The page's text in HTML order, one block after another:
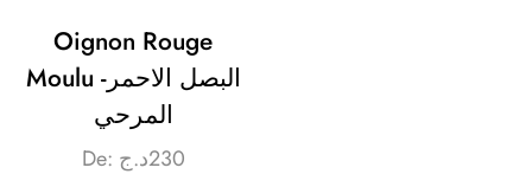
Oignon Rouge
Moulu -البصل الاحمر
المرحي
De: 230د.ج